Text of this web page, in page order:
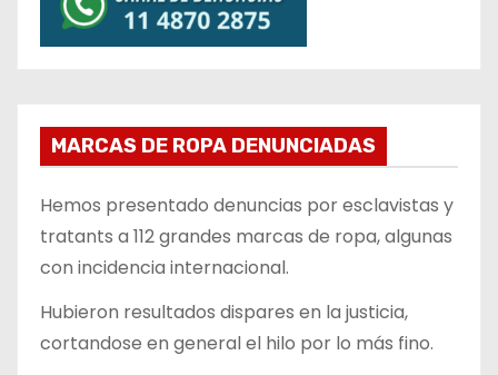
MARCAS DE ROPA DENUNCIADAS
Hemos presentado denuncias por esclavistas y
tratants a 112 grandes marcas de ropa, algunas
con incidencia internacional.
Hubieron resultados dispares en la justicia,
cortandose en general el hilo por lo más fino.